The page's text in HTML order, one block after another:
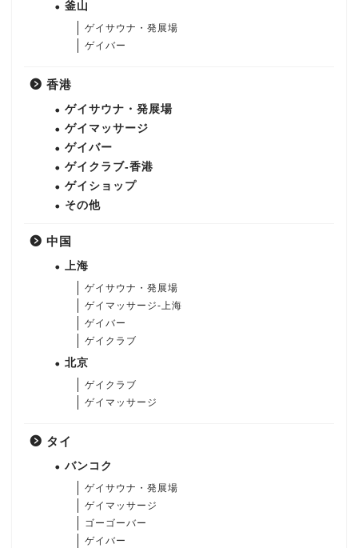
釜山
ゲイサウナ・発展場
ゲイバー
香港
ゲイサウナ・発展場
ゲイマッサージ
ゲイバー
ゲイクラブ-香港
ゲイショップ
その他
中国
上海
ゲイサウナ・発展場
ゲイマッサージ-上海
ゲイバー
ゲイクラブ
北京
ゲイクラブ
ゲイマッサージ
タイ
バンコク
ゲイサウナ・発展場
ゲイマッサージ
ゴーゴーバー
ゲイバー